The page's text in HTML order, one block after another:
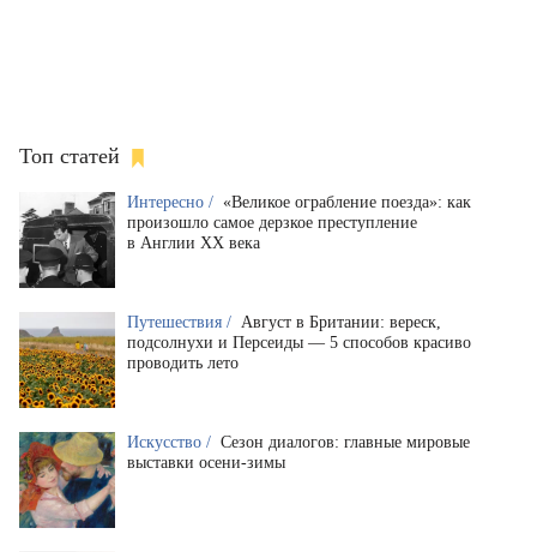
Топ статей
Интересно / «Великое ограбление поезда»: как
произошло самое дерзкое преступление
в Англии XX века
Путешествия / Август в Британии: вереск,
подсолнухи и Персеиды — 5 способов красиво
проводить лето
Искусство / Сезон диалогов: главные мировые
выставки осени-зимы